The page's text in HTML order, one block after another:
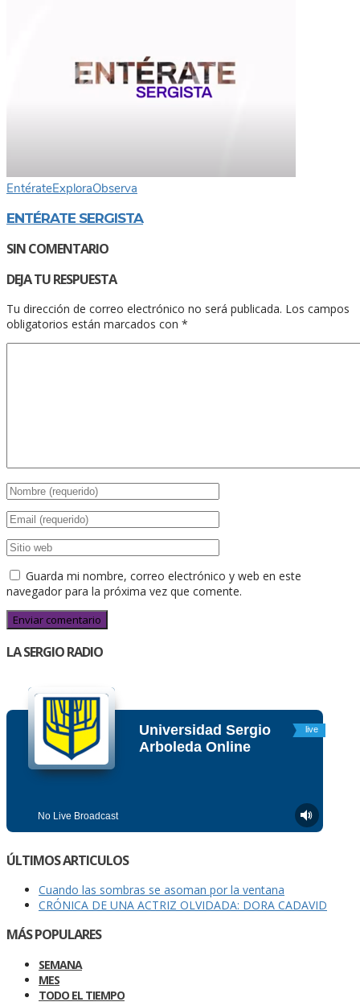
EntérateExploraObserva
ENTÉRATE SERGISTA
SIN COMENTARIO
DEJA TU RESPUESTA
Tu dirección de correo electrónico no será publicada. Los campos
obligatorios están marcados con *
Guarda mi nombre, correo electrónico y web en este
navegador para la próxima vez que comente.
LA SERGIO RADIO
ÚLTIMOS ARTICULOS
Cuando las sombras se asoman por la ventana
CRÓNICA DE UNA ACTRIZ OLVIDADA: DORA CADAVID
MÁS POPULARES
SEMANA
MES
TODO EL TIEMPO